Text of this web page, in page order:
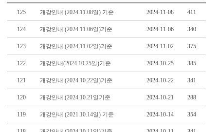
125 개강안내 (2024.11.08일) 기준 2024-11-08 411
124 개강안내 (2024.11.06일)기준 2024-11-06 340
123 개강안내 (2024.11.02일)기준 2024-11-02 375
122 개강안내(2024.10.25일)기준 2024-10-25 385
121 개강안내 (2024.10.22일)기준 2024-10-22 341
120 개강안내 (2024.10.21일기준 2024-10-21 288
119 개강안내 (2021.10.14일) 기준 2024-10-14 354